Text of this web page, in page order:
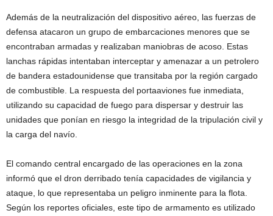
Además de la neutralización del dispositivo aéreo, las fuerzas de
defensa atacaron un grupo de embarcaciones menores que se
encontraban armadas y realizaban maniobras de acoso. Estas
lanchas rápidas intentaban interceptar y amenazar a un petrolero
de bandera estadounidense que transitaba por la región cargado
de combustible. La respuesta del portaaviones fue inmediata,
utilizando su capacidad de fuego para dispersar y destruir las
unidades que ponían en riesgo la integridad de la tripulación civil y
la carga del navío.
El comando central encargado de las operaciones en la zona
informó que el dron derribado tenía capacidades de vigilancia y
ataque, lo que representaba un peligro inminente para la flota.
Según los reportes oficiales, este tipo de armamento es utilizado